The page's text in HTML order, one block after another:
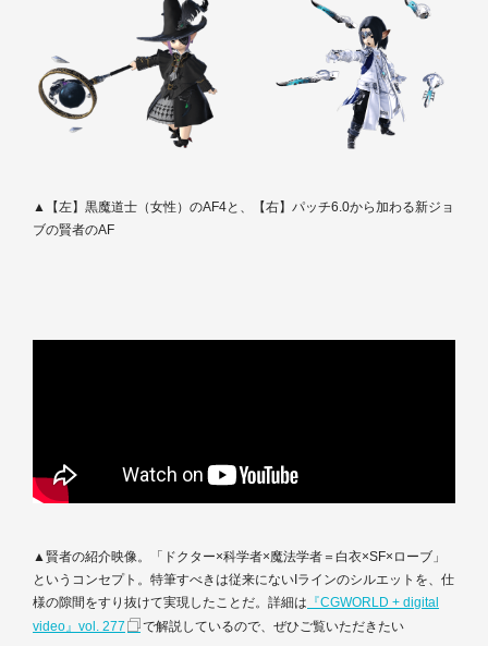
▲【左】黒魔道士（女性）のAF4と、【右】パッチ6.0から加わる新ジョ
ブの賢者のAF
▲賢者の紹介映像。「ドクター×科学者×魔法学者＝白衣×SF×ローブ」
というコンセプト。特筆すべきは従来にないIラインのシルエットを、仕
様の隙間をすり抜けて実現したことだ。詳細は 『CGWORLD + digital
video』vol. 277
で解説しているので、ぜひご覧いただきたい